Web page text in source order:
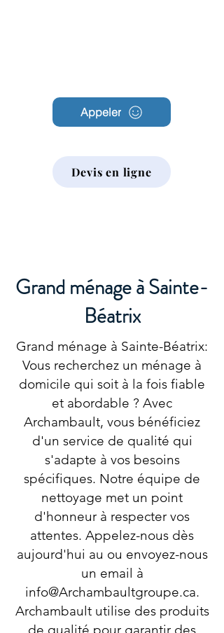
Appeler
Devis en ligne
Grand ménage à Sainte-
Béatrix
Grand ménage à Sainte-Béatrix:
Vous recherchez un ménage à
domicile qui soit à la fois fiable
et abordable ? Avec
Archambault, vous bénéficiez
d'un service de qualité qui
s'adapte à vos besoins
spécifiques. Notre équipe de
nettoyage met un point
d'honneur à respecter vos
attentes. Appelez-nous dès
aujourd'hui au ou envoyez-nous
un email à
info@Archambaultgroupe.ca.
Archambault utilise des produits